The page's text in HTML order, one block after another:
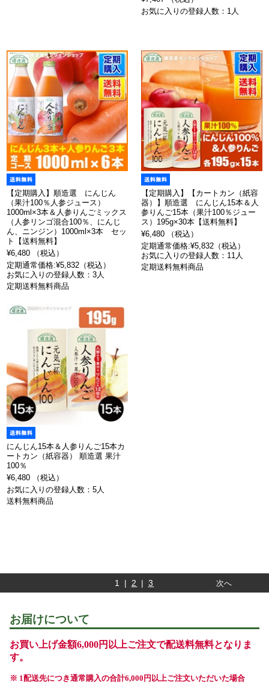
お気に入りの登録人数：1人
【定期購入】順造選 にんじん
（果汁100％人参ジュース）
1000ml×3本＆人参りんごミックス
（人参リンゴ混合100％、にんじ
ん、ニンジン）1000ml×3本 セッ
ト【送料無料】
¥6,480 （税込）
定期通常価格:¥5,832（税込）
お気に入りの登録人数：3人
定期送料無料商品
【定期購入】【カートカン（紙容
器）】順造選 にんじん15本＆人
参りんご15本（果汁100％ジュー
ス）195g×30本【送料無料】
¥6,480 （税込）
定期通常価格:¥5,832（税込）
お気に入りの登録人数：11人
定期送料無料商品
にんじん15本＆人参りんご15本カ
ートカン（紙容器） 順造選 果汁
100％
¥6,480 （税込）
お気に入りの登録人数：5人
送料無料商品
1 | 2 | 3 次へ